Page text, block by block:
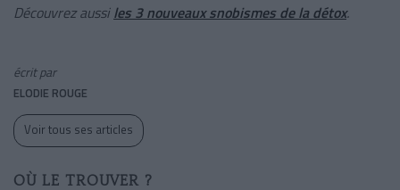
Découvrez aussiles 3 nouveaux snobismes de la détox.
écrit par
ELODIE ROUGE
Voir tous ses articles
OÙ LE TROUVER ?